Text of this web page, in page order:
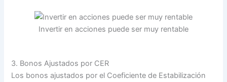
Invertir en acciones puede ser muy rentable
3. Bonos Ajustados por CER
Los bonos ajustados por el Coeficiente de Estabilización